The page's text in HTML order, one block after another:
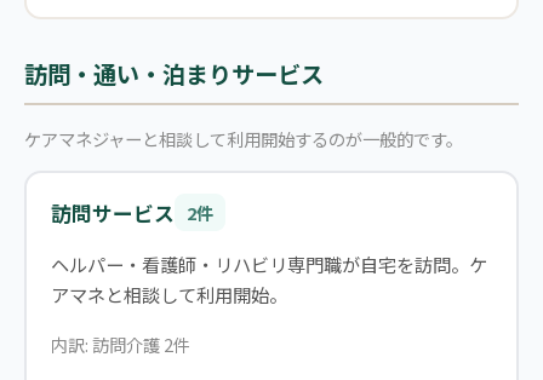
訪問・通い・泊まりサービス
ケアマネジャーと相談して利用開始するのが一般的です。
訪問サービス 2件
ヘルパー・看護師・リハビリ専門職が自宅を訪問。ケ
アマネと相談して利用開始。
内訳: 訪問介護 2件